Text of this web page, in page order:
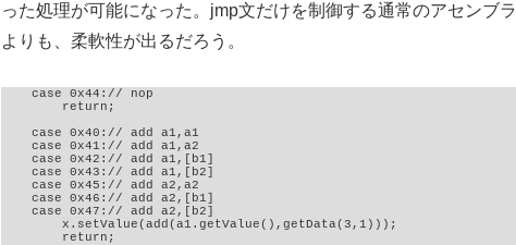
った処理が可能になった。jmp文だけを制御する通常のアセンブラ
よりも、柔軟性が出るだろう。
case 0x44:// nop
return;
case 0x40:// add a1,a1
case 0x41:// add a1,a2
case 0x42:// add a1,[b1]
case 0x43:// add a1,[b2]
case 0x45:// add a2,a2
case 0x46:// add a2,[b1]
case 0x47:// add a2,[b2]
x.setValue(add(a1.getValue(),getData(3,1)));
return;